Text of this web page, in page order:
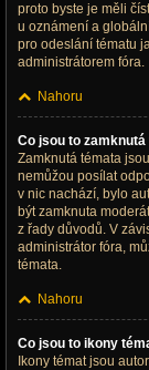
proto byste je měli
u oznámení a
pro odeslání tématu
administrátorem fóra.
Nahoru
Co jsou to
Zamknutá témata
nemůžou posílat
v nic nachází, bylo
být zamknuta
z řady důvodů. V
administrátor fóra,
témata.
Nahoru
Co jsou to ikony
Ikony témat jsou